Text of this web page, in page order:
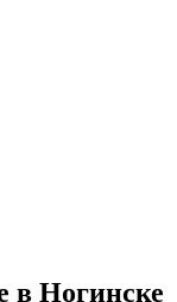
в Ногинске